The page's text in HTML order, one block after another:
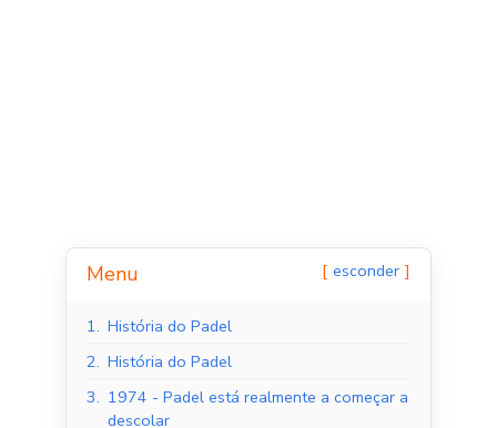
Menu esconder
1. História do Padel
2. História do Padel
3. 1974 - Padel está realmente a começar a
descolar
Interior